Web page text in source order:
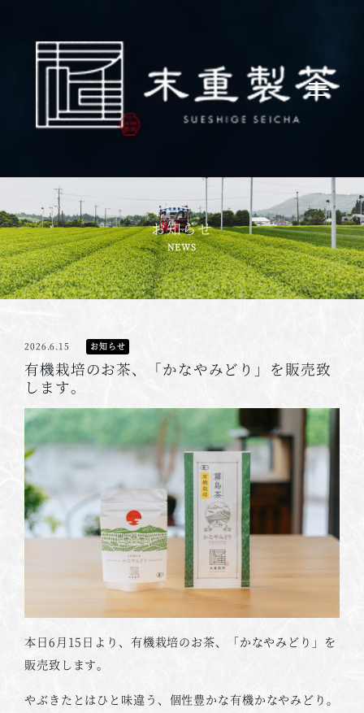
お知らせ
2026.6.15 お知らせ
有機栽培のお茶、「かなやみどり」を販売致
します。
本日6月15日より、有機栽培のお茶、「かなやみどり」を
販売致します。
やぶきたとはひと味違う、個性豊かな有機かなやみどり。